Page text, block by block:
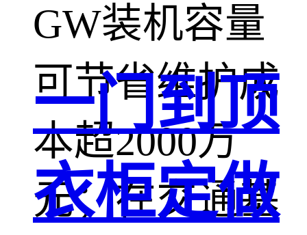
GW装机容量
可节省维护成
本超2000万
元；在交通基
一门到顶
衣柜定做